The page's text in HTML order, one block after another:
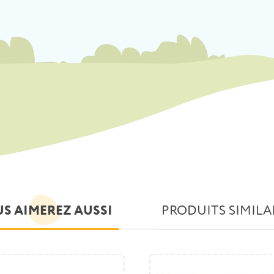
AIMEREZ AUSSI PRODUITS